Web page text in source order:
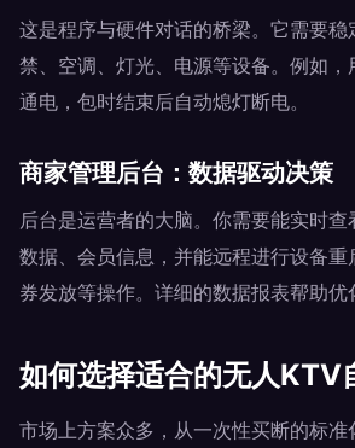
这是程序与硬件对话的桥梁。它需要稳
禁、空调、灯光、电源等设备。例如，
通电，包时结束后自动熄灯断电。
商家管理后台：数据驱动决策
后台是运营者的大脑。你需要能实时
数据、会员信息，并能远程进行设备
券发放等操作。详细的数据报表帮助优
如何选择适合的无人KTV
市场上方案众多，从一次性买断的标准